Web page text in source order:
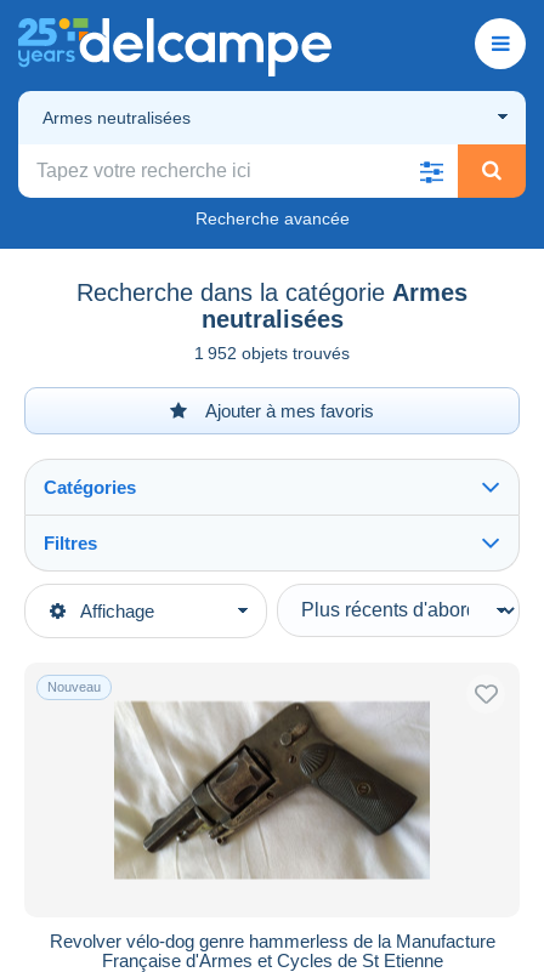
Armes neutralisées
Recherche avancée
Recherche dans la catégorie Armes
neutralisées
1 952 objets trouvés
Ajouter à mes favoris
Affichage
Catégories
Catégories principales
Armes neutralisées
Filtres
Types de vente
En cours
Prix fixes
Enchères avec offres
Enchères sans offres
Maisons de vente
Vendus
Toutes les durées
depuis
jours
Nouveau
Revolver vélo-dog genre hammerless de la Manufacture
Française d'Armes et Cycles de St Etienne